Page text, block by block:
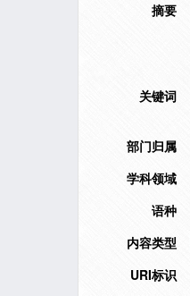
摘要
关键词
部门归属
学科领域
语种
内容类型
URI标识